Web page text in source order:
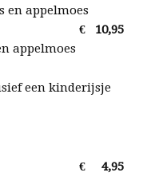
en appelmoes
€
10,95
appelmoes
een kinderijsje
€
4,95